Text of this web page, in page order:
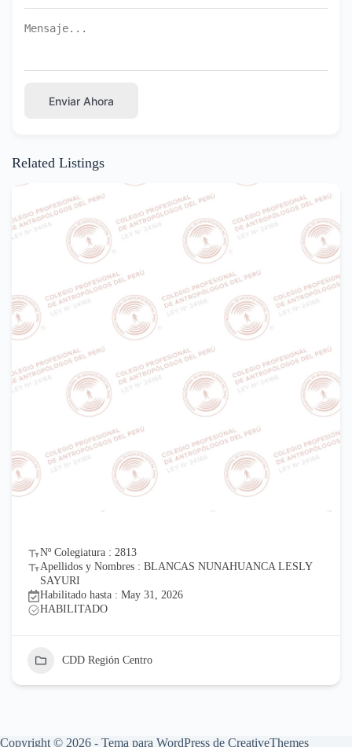
Enviar Ahora
Related Listings
Nº Colegiatura : 2813
Apellidos y Nombres : BLANCAS NUNAHUANCA LESLY
SAYURI
Habilitado hasta : May 31, 2026
HABILITADO
CDD Región Centro
Copyright © 2026 - Tema para WordPress de CreativeThemes